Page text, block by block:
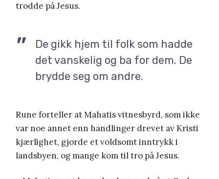
trodde på Jesus.
De gikk hjem til folk som hadde
det vanskelig og ba for dem. De
brydde seg om andre.
Rune forteller at Mahatis vitnesbyrd, som ikke
var noe annet enn handlinger drevet av Kristi
kjærlighet, gjorde et voldsomt inntrykk i
landsbyen, og mange kom til tro på Jesus.